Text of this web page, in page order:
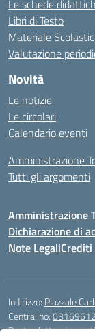
Le schede
Libri di Testo
Materiale
Valutazione
Novità
Le notizie
Le circolari
Calendario eventi
Amministrazione
Tutti gli argomenti
Amministrazione
Dichiarazione di
Note LegaliCrediti
Indirizzo: Piazzale
Centralino: